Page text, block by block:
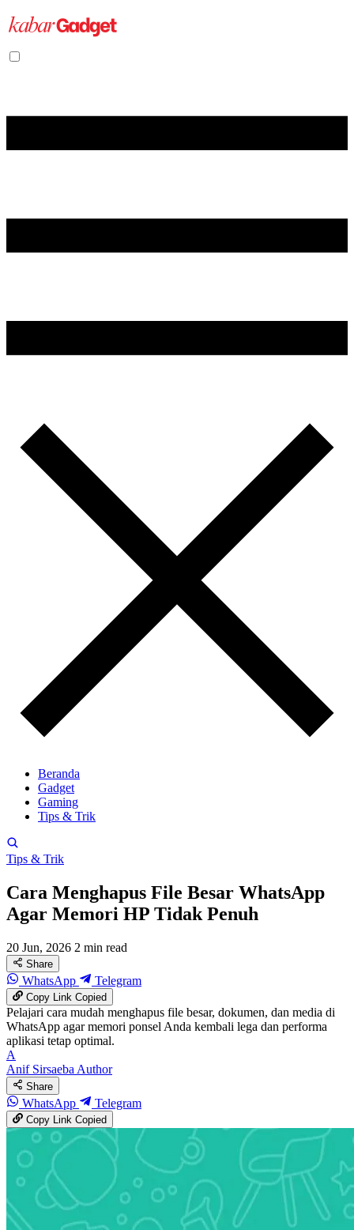
Beranda
Gadget
Gaming
Tips & Trik
Tips & Trik
Cara Menghapus File Besar WhatsApp
Agar Memori HP Tidak Penuh
20 Jun, 2026 2 min read
Share
WhatsApp Telegram
Copy LinkCopied
Pelajari cara mudah menghapus file besar, dokumen, dan media di
WhatsApp agar memori ponsel Anda kembali lega dan performa
aplikasi tetap optimal.
A
Anif SirsaebaAuthor
Share
WhatsApp Telegram
Copy LinkCopied